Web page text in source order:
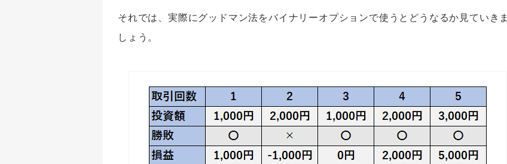
それでは、実際にグッドマン法をバイナリーオプションで使うとどうなるか見ていきま
しょう。